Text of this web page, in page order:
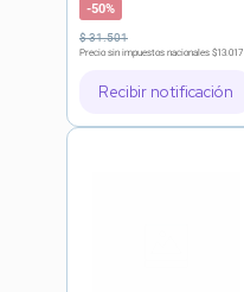
-50%
$31.501
Precio sin impuestos nacionales $13.017
Recibir notificación